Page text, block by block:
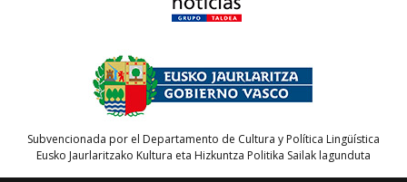
Subvencionada por el Departamento de Cultura y Política Lingüística
Eusko Jaurlaritzako Kultura eta Hizkuntza Politika Sailak lagunduta